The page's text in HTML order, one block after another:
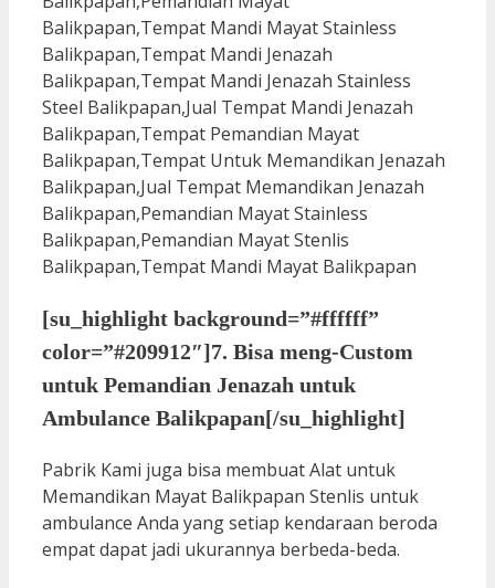
[su_highlight background=”#ffffff”
color=”#209912″]7. Bisa meng-Custom
untuk Pemandian Jenazah untuk
Ambulance Balikpapan[/su_highlight]
Pabrik Kami juga bisa membuat Alat untuk
Memandikan Mayat Balikpapan Stenlis untuk
ambulance Anda yang setiap kendaraan beroda
empat dapat jadi ukurannya berbeda-beda.